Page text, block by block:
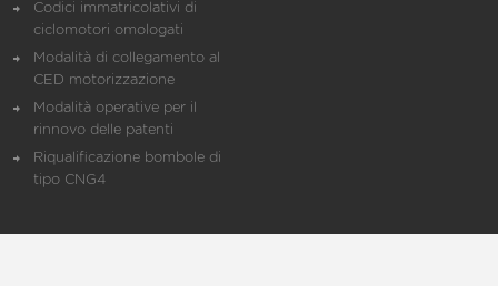
Codici immatricolativi di
ciclomotori omologati
Modalità di collegamento al
CED motorizzazione
Modalità operative per il
rinnovo delle patenti
Riqualificazione bombole di
tipo CNG4